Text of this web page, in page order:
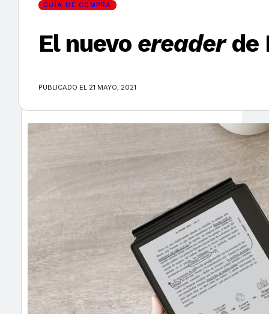
GUÍA DE COMPRA
El nuevo ereaderde
PUBLICADO EL 21 MAYO, 2021